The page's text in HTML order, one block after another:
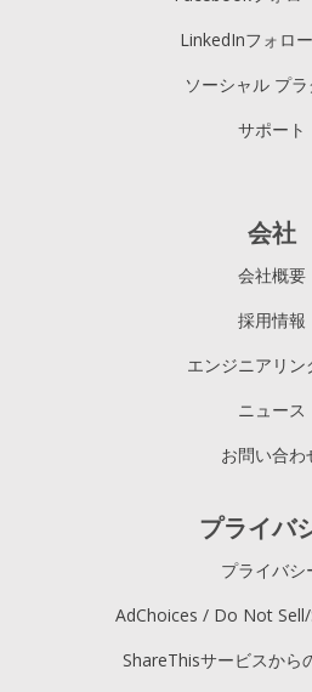
LinkedInフォロ
ソーシャル プ
サポート
会社
会社概要
採用情報
エンジニアリン
ニュース
お問い合わ
プライバ
プライバシ
AdChoices / Do Not
ShareThisサービスから